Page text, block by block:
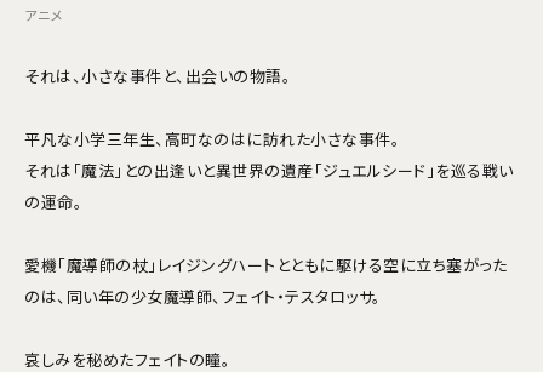
アニメ
それは、小さな事件と、出会いの物語。
平凡な小学三年生、高町なのはに訪れた小さな事件。
それは「魔法」との出逢いと異世界の遺産「ジュエルシード」を巡る戦い
の運命。
愛機「魔導師の杖」レイジングハートとともに駆ける空に立ち塞がった
のは、同い年の少女魔導師、フェイト・テスタロッサ。
哀しみを秘めたフェイトの瞳。